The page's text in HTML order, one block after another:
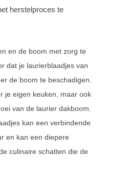
herstelproces te
en de boom met zorg te
dat je laurierblaadjes van
de boom te beschadigen.
je eigen keuken, maar ook
van de laurier dakboom.
kan een verbindende
en kan een diepere
culinaire schatten die de